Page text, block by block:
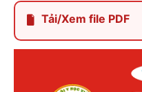
Tải/Xem file PDF